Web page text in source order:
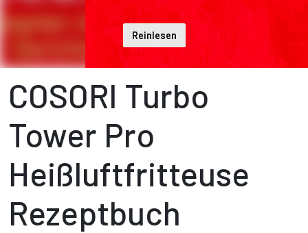
Reinlesen
COSORI Turbo
Tower Pro
Heißluftfritteuse
Rezeptbuch